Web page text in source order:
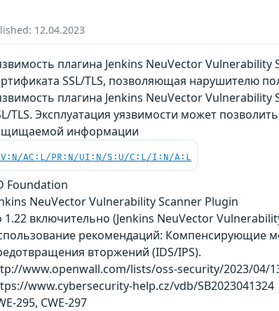
12.04.2023
плагина Jenkins NeuVector
SSL/TLS, позволяющая нарушителю
плагина Jenkins NeuVector
TLS. Эксплуатация уязвимости может
информации
AC:L/PR:N/UI:N/S:U/C:L/I:N/A:L
Foundation
NeuVector Vulnerability Scanner Plugin
1.22 включительно (Jenkins NeuVector
рекомендаций: Компенсирующие
вторжений (IDS/IPS).
www.openwall.com/lists/oss-security/2023/04/
www.cybersecurity-help.cz/vdb/SB2023041324
295, CWE-297